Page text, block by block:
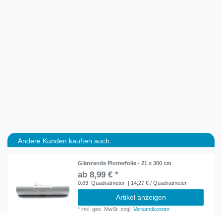
Andere Kunden kauften auch..
Glänzende Plotterfolie - 21 x 300 cm
ab 8,99 € *
0.63 Quadratmeter | 14,27 € / Quadratmeter
Artikel anzeigen
*inkl. ges. MwSt. zzgl.Versandkosten